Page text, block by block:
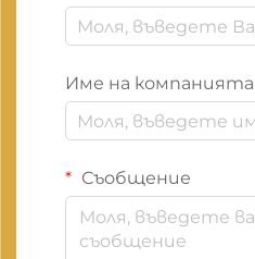
Име на компанията
Съобщение